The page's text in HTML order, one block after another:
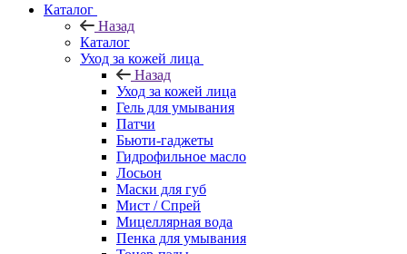
Каталог
Назад
Каталог
Уход за кожей лица
Назад
Уход за кожей лица
Гель для умывания
Патчи
Бьюти-гаджеты
Гидрофильное масло
Лосьон
Маски для губ
Мист / Спрей
Мицеллярная вода
Пенка для умывания